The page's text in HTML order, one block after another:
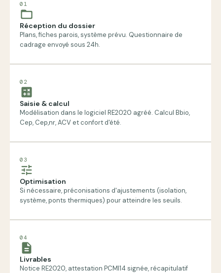
01
folder_open
Réception du dossier
Plans, fiches parois, système prévu. Questionnaire de
cadrage envoyé sous 24h.
02
calculate
Saisie & calcul
Modélisation dans le logiciel RE2020 agréé. Calcul Bbio,
Cep, Cep,nr, ACV et confort d'été.
03
tune
Optimisation
Si nécessaire, préconisations d'ajustements (isolation,
système, ponts thermiques) pour atteindre les seuils.
04
description
Livrables
Notice RE2020, attestation PCMI14 signée, récapitulatif